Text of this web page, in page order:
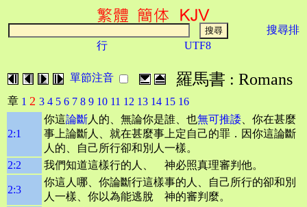
搜尋排
行
UTF8
單節注音 羅馬書 : Romans
章 1 2 3 4 5 6 7 8 9 10 11 12 13 14 15 16
2:1
你這論斷人的、無論你是誰、也無可推諉 、你在甚麼
事上論斷人、就在甚麼事上定自己的罪．因你這論斷
人的、自己所行卻和別人一樣。
2:2
我們知道這樣行的人、 神必照真理審判他。
2:3
你這人哪、你論斷行這樣事的人、自己所行的卻和別
人一樣、你以為能逃脫 神的審判麼。